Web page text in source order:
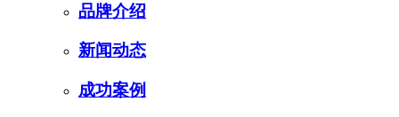
品牌介绍
新闻动态
成功案例